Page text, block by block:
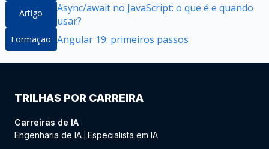
Artigo
Async/await no JavaScript: o que é e quando
usar?
Formação Angular 19: primeiros passos
TRILHAS POR CARREIRA
Carreiras de IA
Engenharia de IA Especialista em IA